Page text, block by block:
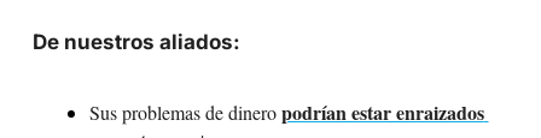
De nuestros aliados:
Sus problemas de dinero podrían estar enraizados